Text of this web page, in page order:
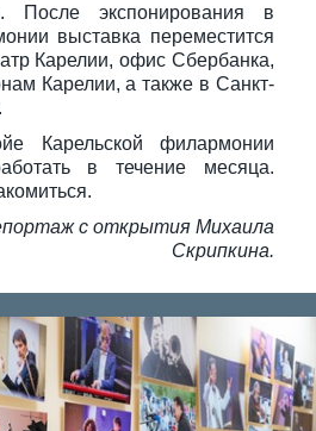
После экспонирования в
выставка переместится
Карелии, офис Сбербанка,
Карелии, а также в Санкт-
Карельской филармонии
в течение месяца.
с открытия Михаила
Скрипкина.